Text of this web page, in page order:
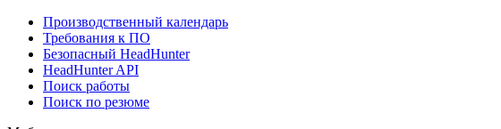
Производственный календарь
Требования к ПО
Безопасный HeadHunter
HeadHunter API
Поиск работы
Поиск по резюме